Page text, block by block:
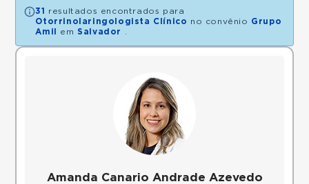
31
resultados encontrados para
Otorrinolaringologista Clínico no convênio Grupo
Amil
em Salvador
Amanda Canario Andrade Azevedo